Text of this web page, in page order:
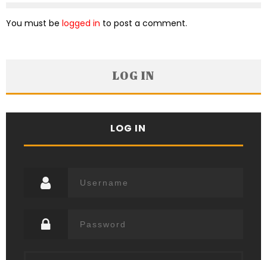
You must be logged in to post a comment.
LOG IN
LOG IN